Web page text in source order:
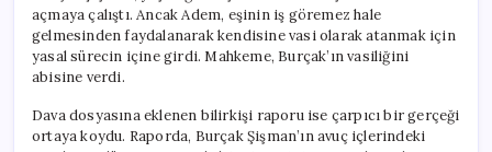
açmaya çalıştı. Ancak Adem, eşinin iş göremez hale
gelmesinden faydalanarak kendisine vasi olarak atanmak için
yasal sürecin içine girdi. Mahkeme, Burçak’ın vasiliğini
abisine verdi.
Dava dosyasına eklenen bilirkişi raporu ise çarpıcı bir gerçeği
ortaya koydu. Raporda, Burçak Şişman’ın avuç içlerindeki